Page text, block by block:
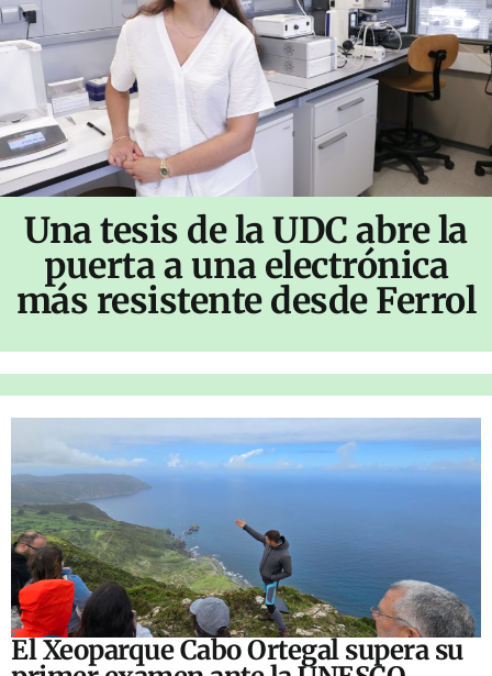
Una tesis de la UDC abre la
puerta a una electrónica
más resistente desde Ferrol
El Xeoparque Cabo Ortegal supera su